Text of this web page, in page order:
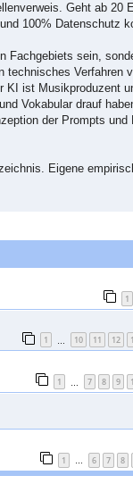
Geht ab 20
100% Datenschutz
sein,
Verfahren
ist Musikproduzent
Vokabular drauf
der Prompts und
Eigene
1
1 10 11 12
1 7 8 9
1 … 6 7 8